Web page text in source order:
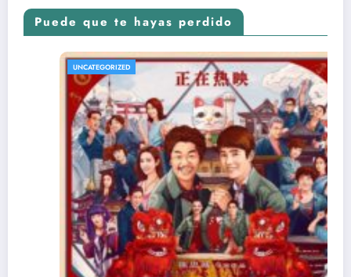
Puede que te hayas perdido